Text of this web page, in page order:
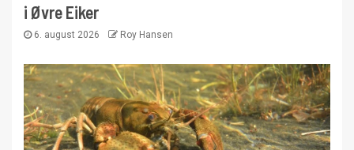
i Øvre Eiker
6. august 2026 Roy Hansen